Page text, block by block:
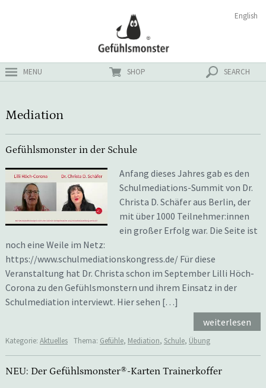
MENU SHOP SEARCH
English
Mediation
Gefühlsmonster in der Schule
Anfang dieses Jahres gab es den
Schulmediations-Summit von Dr.
Christa D. Schäfer aus Berlin, der
mit über 1000 Teilnehmer:innen
ein großer Erfolg war. Die Seite ist
noch eine Weile im Netz:
https://www.schulmediationskongress.de/ Für diese
Veranstaltung hat Dr. Christa schon im September Lilli Höch-
Corona zu den Gefühlsmonstern und ihrem Einsatz in der
Schulmediation interviewt. Hier sehen […]
weiterlesen
Kategorie: Aktuelles Thema: Gefühle, Mediation, Schule, Übung
NEU: Der Gefühlsmonster®-Karten Trainerkoffer